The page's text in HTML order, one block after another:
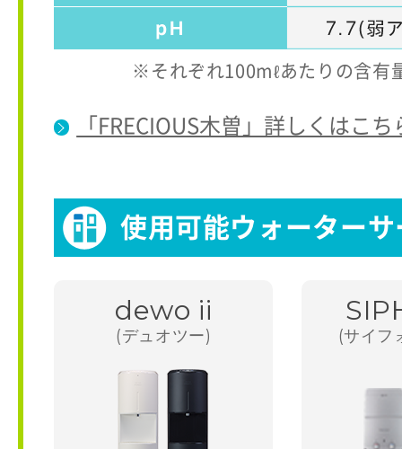
※それぞれ100mℓあたりの含有
「FRECIOUS木曽」詳しくはこち
使用可能ウォーターサ
dewo ii
(デュオツー) (サイフ